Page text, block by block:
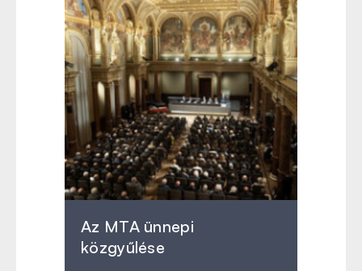
Az MTA ünnepi
közgyűlése